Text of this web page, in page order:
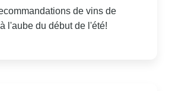
de vins de
l'aube du début de l'été!